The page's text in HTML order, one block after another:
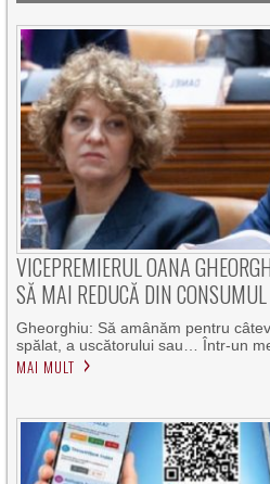
VICEPREMIERUL OANA
SĂ MAI REDUCĂ DIN CONSUMUL
Gheorghiu: Să amânăm pentru
spălat, a uscătorului sau… Într-un
MAI MULT